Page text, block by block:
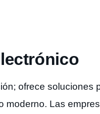
ofrece soluciones
Las